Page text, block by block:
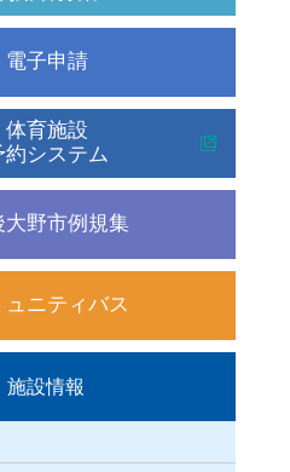
電子申請
体育施設
約システム
大野市例規集
ュニティバス
施設情報